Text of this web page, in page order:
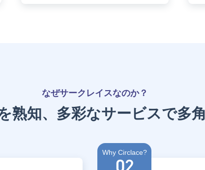
なぜサークレイスなのか？
熟知、 多彩なサービスで多
Why Circlace?